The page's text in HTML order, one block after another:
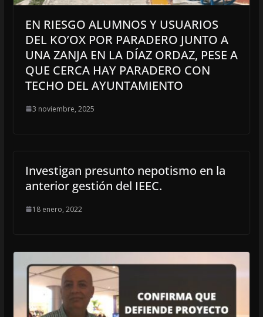
EN RIESGO ALUMNOS Y USUARIOS
DEL KO’OX POR PARADERO JUNTO A
UNA ZANJA EN LA DÍAZ ORDAZ, PESE A
QUE CERCA HAY PARADERO CON
TECHO DEL AYUNTAMIENTO
3 noviembre, 2025
Investigan presunto nepotismo en la
anterior gestión del IEEC.
18 enero, 2022